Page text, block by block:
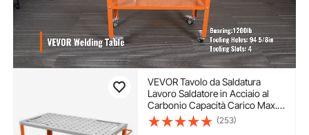
VEVOR Tavolo da Saldatura
Lavoro Saldatore in Acciaio al
Carbonio Capacità Carico Max.
544kg, Banco di Lavoro per
Saldatura 91,4 x 45,7 cm da
(253)